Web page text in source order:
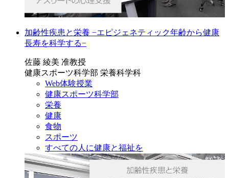
加齢性疾患と栄養 −エピジェネティック年齢から健康
長寿を科学する−
佐藤 綾美 准教授
健康スポーツ科学部 栄養科学科
Web体験授業
健康スポーツ科学部
栄養
健康
食物
スポーツ
すべての人に健康と福祉を